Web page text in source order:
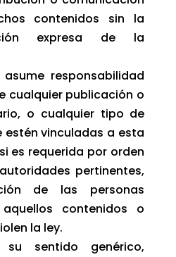
contenidos sin la
expresa de la
responsabilidad
cualquier publicación o
o cualquier tipo de
estén vinculadas a esta
es requerida por orden
pertinentes,
de las personas
contenidos o
la ley.
sentido genérico,